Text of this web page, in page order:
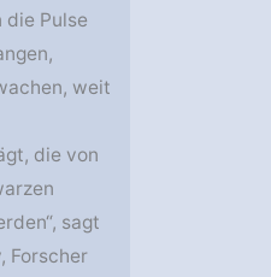
die Pulse
weit
die von
sagt
Forscher